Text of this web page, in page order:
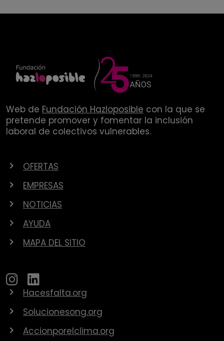
Web de Fundación Hazloposible con la que se
pretende promover y fomentar la inclusión
laboral de colectivos vulnerables.
OFERTAS
EMPRESAS
NOTICIAS
AYUDA
MAPA DEL SITIO
Hacesfalta.org
Solucionesong.org
Accionporelclima.org